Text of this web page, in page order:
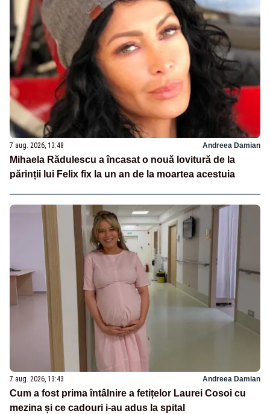
7 aug. 2026, 13:48 Andreea Damian
Mihaela Rădulescu a încasat o nouă lovitură de la
părinții lui Felix fix la un an de la moartea acestuia
7 aug. 2026, 13:43 Andreea Damian
Cum a fost prima întâlnire a fetițelor Laurei Cosoi cu
mezina și ce cadouri i-au adus la spital